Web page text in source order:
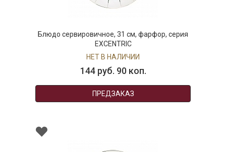
Блюдо сервировичное, 31 см, фарфор, серия
EXCENTRIC
НЕТ В НАЛИЧИИ
144 руб. 90 коп.
ПРЕДЗАКАЗ